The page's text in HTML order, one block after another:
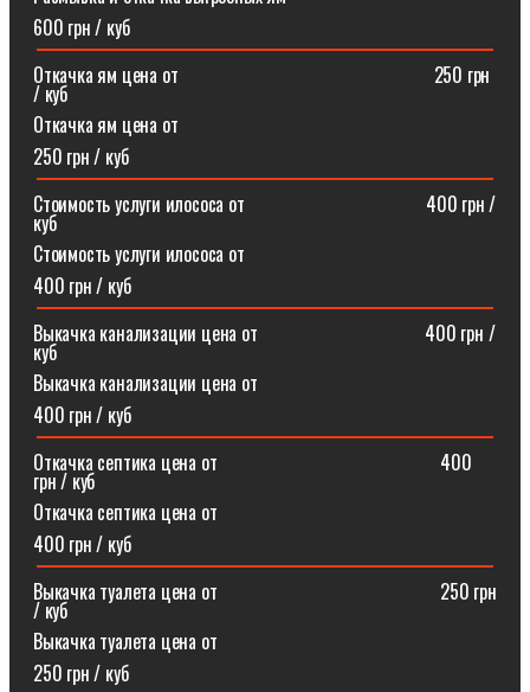
600 грн / куб
Откачка ям цена от ⠀⠀⠀⠀⠀⠀⠀⠀⠀⠀⠀⠀⠀⠀⠀⠀⠀⠀250 грн
/ куб
Откачка ям цена от
250 грн / куб
Стоимость услуги илососа от⠀⠀⠀⠀⠀⠀⠀⠀⠀⠀⠀⠀⠀400 грн /
куб
Стоимость услуги илососа от
400 грн / куб
Выкачка канализации цена от⠀⠀⠀⠀⠀⠀⠀⠀⠀⠀⠀⠀400 грн /
куб
Выкачка канализации цена от
400 грн / куб
Откачка септика цена от⠀⠀⠀⠀⠀⠀⠀⠀⠀⠀⠀⠀⠀⠀⠀⠀400
грн / куб
Откачка септика цена от
400 грн / куб
Выкачка туалета цена от⠀⠀⠀⠀⠀⠀⠀⠀⠀⠀⠀⠀⠀⠀⠀⠀250 грн
/ куб
Выкачка туалета цена от
250 грн / куб